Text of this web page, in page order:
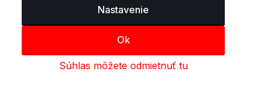
Nastavenie
Ok
Súhlas môžete odmietnuť tu